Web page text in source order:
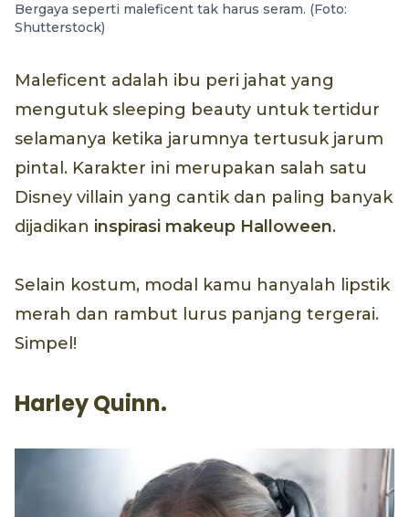
Bergaya seperti maleficent tak harus seram. (Foto:
Shutterstock)
Maleficent adalah ibu peri jahat yang
mengutuk sleeping beauty untuk tertidur
selamanya ketika jarumnya tertusuk jarum
pintal. Karakter ini merupakan salah satu
Disney villain yang cantik dan paling banyak
dijadikan inspirasi makeup Halloween.
Selain kostum, modal kamu hanyalah lipstik
merah dan rambut lurus panjang tergerai.
Simpel!
Harley Quinn.